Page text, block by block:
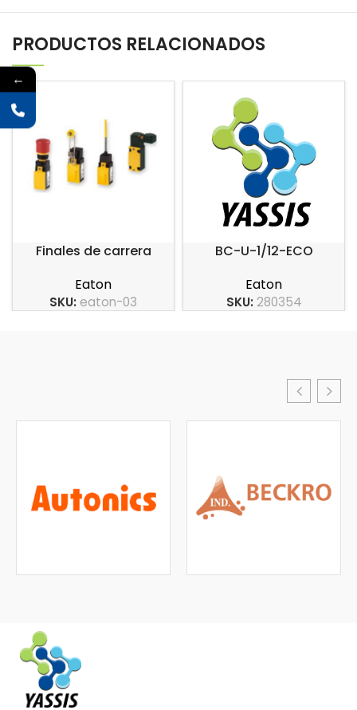
PRODUCTOS RELACIONADOS
Finales de carrera
serie LS-Titan
Eaton
SKU: eaton-03
BC-U-1/12-ECO
Eaton
SKU:280354
←